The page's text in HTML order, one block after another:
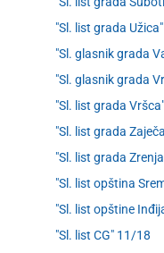
"Sl. list grada
"Sl. glasnik grada
"Sl. glasnik grada
"Sl. list grada
"Sl. list grada
"Sl. list grada
"Sl. list opština
"Sl. list opštine
"Sl. list CG" 11/18